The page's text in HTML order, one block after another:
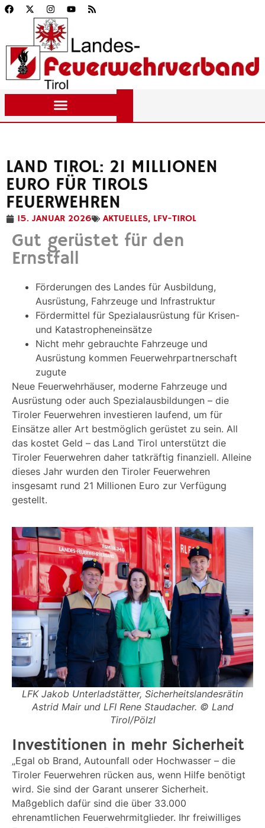
LAND TIROL: 21 MILLIONEN
EURO FÜR TIROLS
FEUERWEHREN
15. JANUAR 2026 AKTUELLES, LFV-TIROL
Gut gerüstet für den
Ernstfall
Förderungen des Landes für Ausbildung,
Ausrüstung, Fahrzeuge und Infrastruktur
Fördermittel für Spezialausrüstung für Krisen-
und Katastropheneinsätze
Nicht mehr gebrauchte Fahrzeuge und
Ausrüstung kommen Feuerwehrpartnerschaft
zugute
Neue Feuerwehrhäuser, moderne Fahrzeuge und
Ausrüstung oder auch Spezialausbildungen – die
Tiroler Feuerwehren investieren laufend, um für
Einsätze aller Art bestmöglich gerüstet zu sein. All
das kostet Geld – das Land Tirol unterstützt die
Tiroler Feuerwehren daher tatkräftig finanziell. Alleine
dieses Jahr wurden den Tiroler Feuerwehren
insgesamt rund 21 Millionen Euro zur Verfügung
gestellt.
LFK Jakob Unterladstätter, Sicherheitslandesrätin
Astrid Mair und LFI Rene Staudacher. © Land
Tirol/Pölzl
Investitionen in mehr Sicherheit
„Egal ob Brand, Autounfall oder Hochwasser – die
Tiroler Feuerwehren rücken aus, wenn Hilfe benötigt
wird. Sie sind der Garant unserer Sicherheit.
Maßgeblich dafür sind die über 33.000
ehrenamtlichen Feuerwehrmitglieder. Ihr freiwilliges